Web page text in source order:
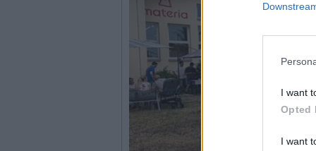
I want
Opted
I want